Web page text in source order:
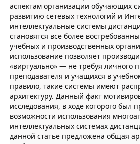
аспектам организации обучающих
развитию сетевых технологий и
интеллектуальные системы
становятся все более
учебных и производственных
использование позволяет
«виртуально» — не требуя личного
преподавателя и учащихся в
правило, такие системы имеют
архитектуру. Данный факт
исследования, в ходе которого был
возможности использования
интеллектуальных системах
данной статье предложена общая